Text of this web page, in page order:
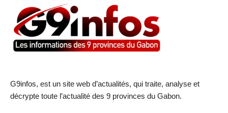
G9infos, est un site web d’actualités, qui traite, analyse et
décrypte toute l’actualité des 9 provinces du Gabon.